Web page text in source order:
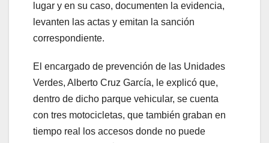
lugar y en su caso, documenten la evidencia,
levanten las actas y emitan la sanción
correspondiente.
El encargado de prevención de las Unidades
Verdes, Alberto Cruz García, le explicó que,
dentro de dicho parque vehicular, se cuenta
con tres motocicletas, que también graban en
tiempo real los accesos donde no puede